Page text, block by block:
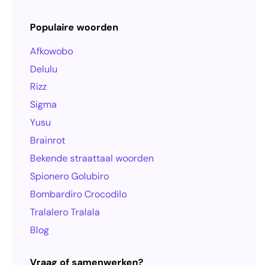
Populaire woorden
Afkowobo
Delulu
Rizz
Sigma
Yusu
Brainrot
Bekende straattaal woorden
Spionero Golubiro
Bombardiro Crocodilo
Tralalero Tralala
Blog
Vraag of samenwerken?